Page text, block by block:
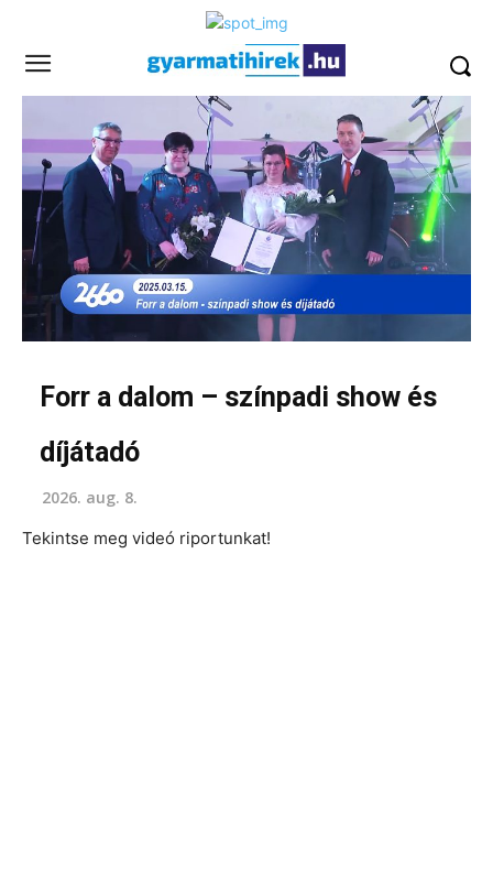
Forr a dalom – színpadi show és
díjátadó
2026. aug. 8.
Tekintse meg videó riportunkat!